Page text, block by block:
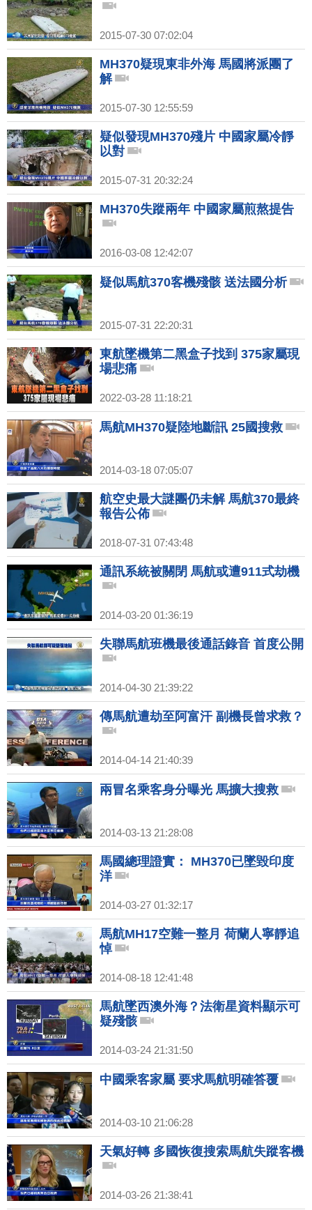
2015-07-30 07:02:04
MH370疑現東非外海 馬國將派團了
解
2015-07-30 12:55:59
疑似發現MH370殘片 中國家屬冷靜
以對
2015-07-31 20:32:24
MH370失蹤兩年 中國家屬煎熬提告
2016-03-08 12:42:07
疑似馬航370客機殘骸 送法國分析
2015-07-31 22:20:31
東航墜機第二黑盒子找到 375家屬現
場悲痛
2022-03-28 11:18:21
馬航MH370疑陸地斷訊 25國搜救
2014-03-18 07:05:07
航空史最大謎團仍未解 馬航370最終
報告公佈
2018-07-31 07:43:48
通訊系統被關閉 馬航或遭911式劫機
2014-03-20 01:36:19
失聯馬航班機最後通話錄音 首度公開
2014-04-30 21:39:22
傳馬航遭劫至阿富汗 副機長曾求救？
2014-04-14 21:40:39
兩冒名乘客身分曝光 馬擴大搜救
2014-03-13 21:28:08
馬國總理證實： MH370已墜毀印度
洋
2014-03-27 01:32:17
馬航MH17空難一整月 荷蘭人寧靜追
悼
2014-08-18 12:41:48
馬航墜西澳外海？法衛星資料顯示可
疑殘骸
2014-03-24 21:31:50
中國乘客家屬 要求馬航明確答覆
2014-03-10 21:06:28
天氣好轉 多國恢復搜索馬航失蹤客機
2014-03-26 21:38:41